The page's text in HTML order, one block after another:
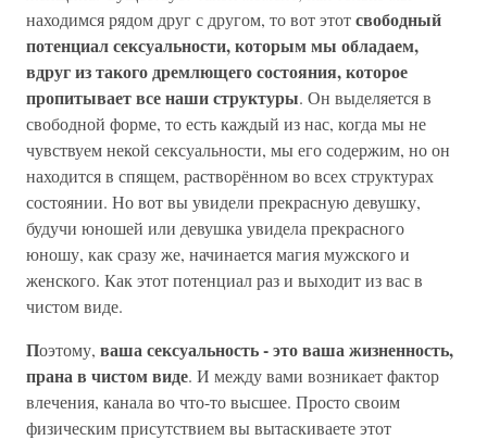
находимся рядом друг с другом, то вот этотсвободный
потенциал сексуальности, которым мы обладаем,
вдруг из такого дремлющего состояния, которое
пропитывает все наши структуры. Он выделяется в
свободной форме, то есть каждый из нас, когда мы не
чувствуем некой сексуальности, мы его содержим, но он
находится в спящем, растворённом во всех структурах
состоянии. Но вот вы увидели прекрасную девушку,
будучи юношей или девушка увидела прекрасного
юношу, как сразу же, начинается магия мужского и
женского. Как этот потенциал раз и выходит из вас в
чистом виде.
Поэтому, ваша сексуальность - это ваша жизненность,
прана в чистом виде. И между вами возникает фактор
влечения, канала во что-то высшее. Просто своим
физическим присутствием вы вытаскиваете этот